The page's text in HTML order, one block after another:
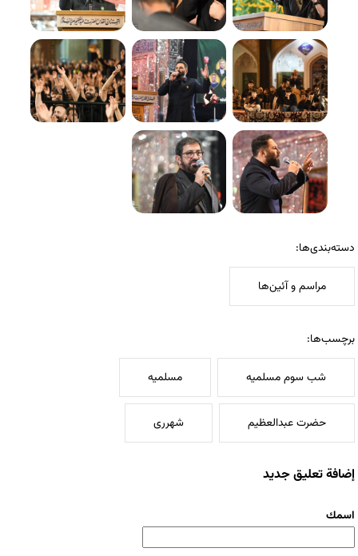
دسته‌بندی‌ها:
مراسم و آئین‌ها
برچسب‌ها:
شب سوم مسلمیه مسلمیه
حضرت عبدالعظیم شهرری
إضافة تعليق جديد
‏اسمك ‏